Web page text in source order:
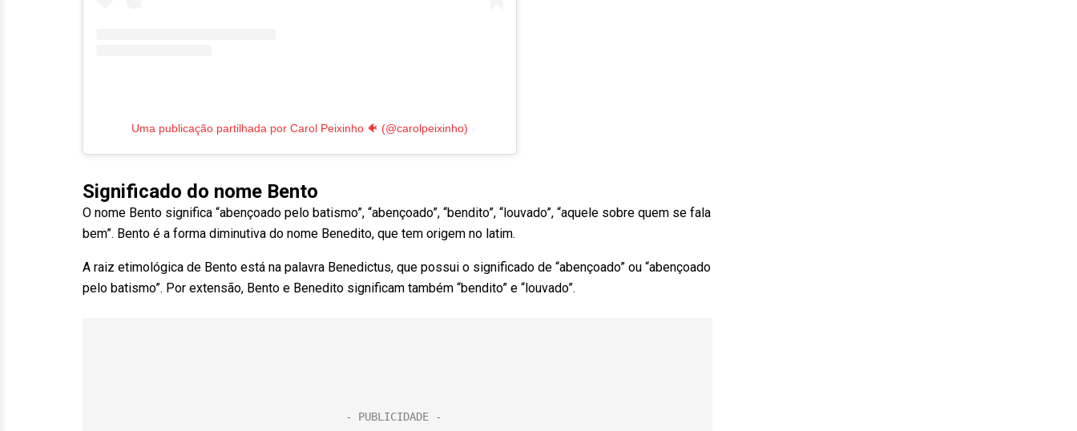
Uma publicação partilhada por Carol Peixinho 🐠 (@carolpeixinho)
Significado do nome Bento
O nome Bento significa “abençoado pelo batismo”, “abençoado”, “bendito”, “louvado”, “aquele sobre quem se fala
bem”. Bento é a forma diminutiva do nome Benedito, que tem origem no latim.
A raiz etimológica de Bento está na palavra Benedictus, que possui o significado de “abençoado” ou “abençoado
pelo batismo”. Por extensão, Bento e Benedito significam também “bendito” e “louvado”.